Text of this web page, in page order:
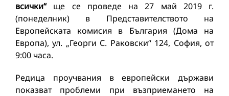
всички“ще се проведе на 27 май 2019 г.
(понеделник) в Представителството на
Европейската комисия в България (Дома на
Европа), ул. „Георги С. Раковски“ 124, София, от
9:00 часа.
Редица проучвания в европейски държави
показват проблеми при възприемането на